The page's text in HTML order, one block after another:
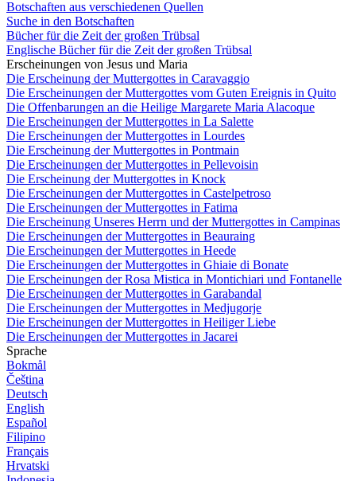
Botschaften aus verschiedenen Quellen
Suche in den Botschaften
Bücher für die Zeit der großen Trübsal
Englische Bücher für die Zeit der großen Trübsal
Erscheinungen von Jesus und Maria
Die Erscheinung der Muttergottes in Caravaggio
Die Erscheinungen der Muttergottes vom Guten Ereignis in Quito
Die Offenbarungen an die Heilige Margarete Maria Alacoque
Die Erscheinungen der Muttergottes in La Salette
Die Erscheinungen der Muttergottes in Lourdes
Die Erscheinung der Muttergottes in Pontmain
Die Erscheinungen der Muttergottes in Pellevoisin
Die Erscheinung der Muttergottes in Knock
Die Erscheinungen der Muttergottes in Castelpetroso
Die Erscheinungen der Muttergottes in Fatima
Die Erscheinung Unseres Herrn und der Muttergottes in Campinas
Die Erscheinungen der Muttergottes in Beauraing
Die Erscheinungen der Muttergottes in Heede
Die Erscheinungen der Muttergottes in Ghiaie di Bonate
Die Erscheinungen der Rosa Mistica in Montichiari und Fontanelle
Die Erscheinungen der Muttergottes in Garabandal
Die Erscheinungen der Muttergottes in Medjugorje
Die Erscheinungen der Muttergottes in Heiliger Liebe
Die Erscheinungen der Muttergottes in Jacarei
Sprache
Bokmål
Čeština
Deutsch
English
Español
Filipino
Français
Hrvatski